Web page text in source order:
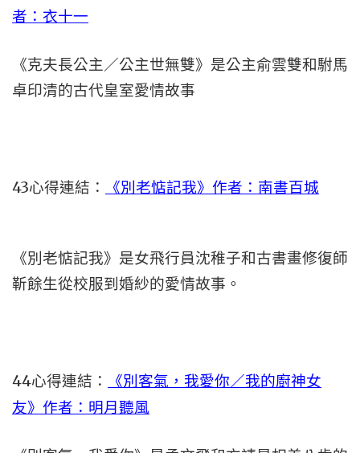
者：衣十一
《克夫長公主／公主世無雙》是公主俞雲雙和駙馬
卓印清的古代皇室愛情故事
43心得連結： 《別老惦記我》作者：南書百城
《別老惦記我》是女飛行員沈稚子和古書畫修復師
靳餘生從校服到婚紗的愛情故事。
44心得連結：
《別客氣，我愛你／我的廚神女
友》作者：明月聽風